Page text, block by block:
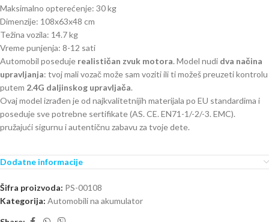
Maksimalno opterećenje: 30 kg
Dimenzije: 108x63x48 cm
Težina vozila: 14.7 kg
Vreme punjenja: 8-12 sati
Automobil poseduje realističan zvuk motora. Model nudi dva načina
upravljanja: tvoj mali vozač može sam voziti ili ti možeš preuzeti kontrolu
putem 2.4G daljinskog upravljača.
Ovaj model izrađen je od najkvalitetnijih materijala po EU standardima i
poseduje sve potrebne sertifikate (AS. CE. EN71-1/-2/-3. EMC).
pružajući sigurnu i autentičnu zabavu za tvoje dete.
Dodatne informacije
Šifra proizvoda: PS-00108
Kategorija: Automobili na akumulator